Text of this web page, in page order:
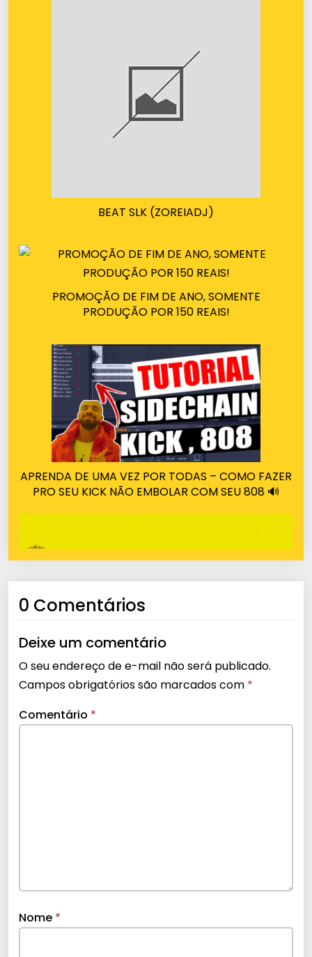
BEAT SLK (ZOREIADJ)
PROMOÇÃO DE FIM DE ANO, SOMENTE
PRODUÇÃO POR 150 REAIS!
APRENDA DE UMA VEZ POR TODAS – COMO FAZER
PRO SEU KICK NÃO EMBOLAR COM SEU 808 🔊
0 Comentários
Deixe um comentário
O seu endereço de e-mail não será publicado.
Campos obrigatórios são marcados com *
Comentário *
Nome *